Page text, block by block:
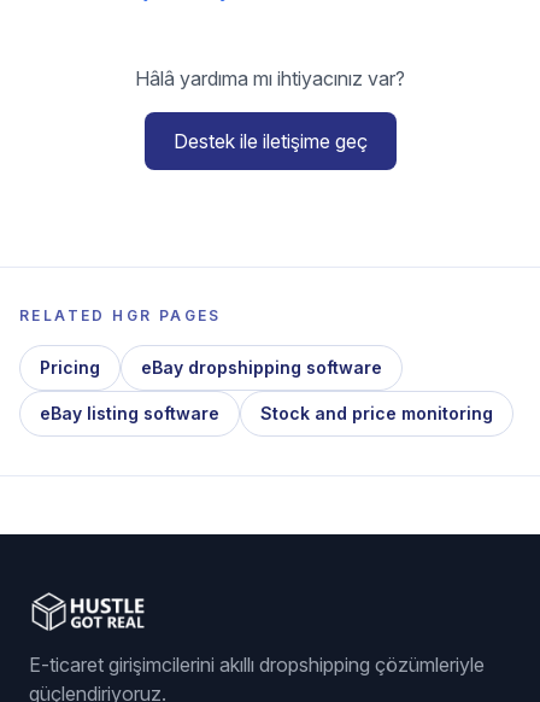
Hâlâ yardıma mı ihtiyacınız var?
Destek ile iletişime geç
RELATED HGR PAGES
Pricing eBay dropshipping software
eBay listing software Stock and price monitoring
E-ticaret girişimcilerini akıllı dropshipping çözümleriyle
güçlendiriyoruz.